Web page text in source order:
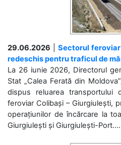
29.06.2026
Sectorul
redeschis pentru traficul de
La 26 iunie 2026, Directorul
Stat „Calea Ferată din
dispus reluarea transportului
feroviar Colibași – Giurgiulești,
operațiunilor de încărcare la
Giurgiulești și Giurgiulești-Port....